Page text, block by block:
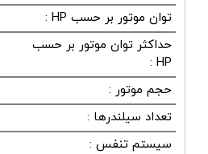
توان موتور بر حسب HP :
حداکثر توان موتور بر حسب
HP
:
حجم موتور :
تعداد سیلندرها :
سیستم تنفس :